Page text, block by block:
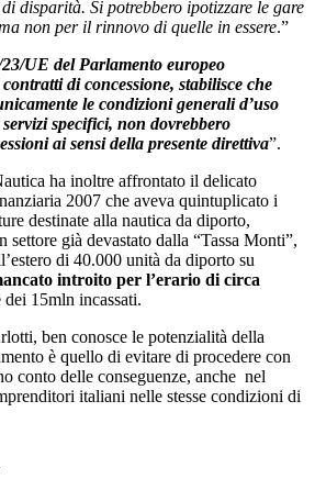
disparità. Si potrebbero ipotizzare le gare
non per il rinnovo di quelle in essere.”
UE del Parlamento europeo
di concessione, stabilisce che
le condizioni generali d’uso
specifici, non dovrebbero
ai sensi della presente direttiva”.
ha inoltre affrontato il delicato
2007 che aveva quintuplicato i
destinate alla nautica da diporto,
settore già devastato dalla “Tassa Monti”,
di 40.000 unità da diporto su
introito per l’erario di circa
dei 15mln incassati.
ben conosce le potenzialità della
è quello di evitare di procedere con
conto delle conseguenze, anche nel
italiani nelle stesse condizioni di